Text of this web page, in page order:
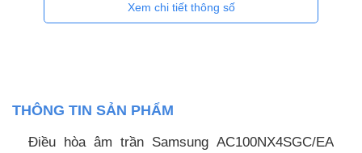
Xem chi tiết thông số
THÔNG TIN SẢN PHẨM
Điều hòa âm trần Samsung AC100NX4SGC/EA